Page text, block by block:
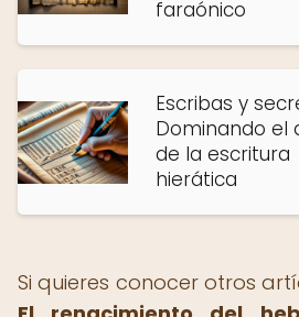
faraónico
Escribas y
Dominando el
de la escritura
hierática
Si quieres conocer otros